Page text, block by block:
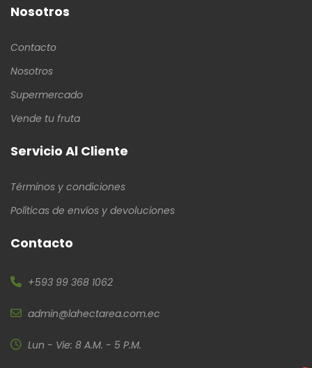
Nosotros
Contacto
Nosotros
Supermercado
Vende tu fruta
Servicio Al Cliente
Términos y condiciones
Políticas de envíos y devoluciones
Contacto
+593 99 368 1062
admin@lahectarea.com.ec
Lun - Vie: 8 A.M. - 5 P.M.